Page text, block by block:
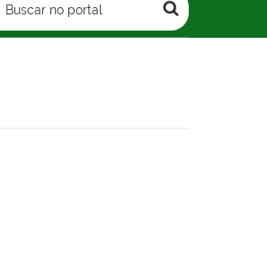
Buscar no portal